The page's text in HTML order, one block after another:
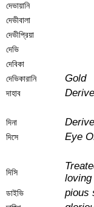
দেভায়ানি
দেভীবালা
দেভীপ্রিয়া
দেভি
দেবিকা
দেভিকারানি
Gold
দাহাব
দিনা
দিসে
Eye
দিসি
loving
ডাইভি
pious